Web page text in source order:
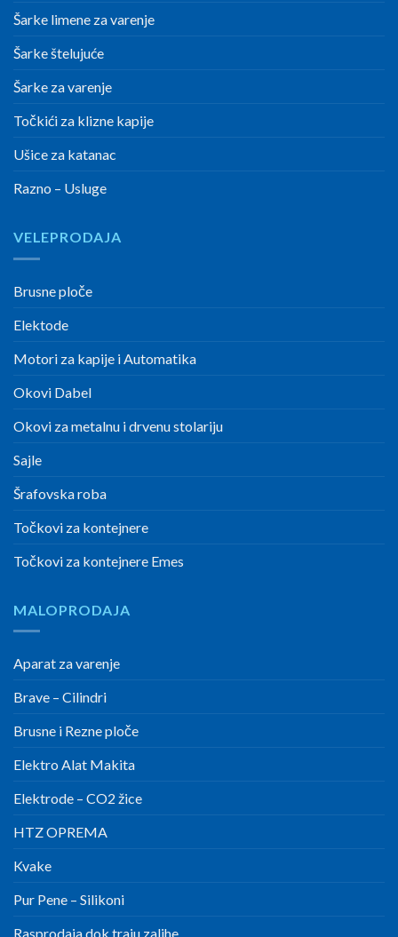
Šarke limene za varenje
Šarke štelujuće
Šarke za varenje
Točkići za klizne kapije
Ušice za katanac
Razno – Usluge
VELEPRODAJA
Brusne ploče
Elektode
Motori za kapije i Automatika
Okovi Dabel
Okovi za metalnu i drvenu stolariju
Sajle
Šrafovska roba
Točkovi za kontejnere
Točkovi za kontejnere Emes
MALOPRODAJA
Aparat za varenje
Brave – Cilindri
Brusne i Rezne ploče
Elektro Alat Makita
Elektrode – CO2 žice
HTZ OPREMA
Kvake
Pur Pene – Silikoni
Rasprodaja dok traju zalihe